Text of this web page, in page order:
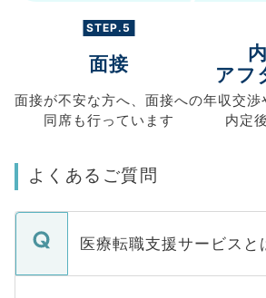
STEP.5
面接
面接が不安な方へ、 面接への
同席も行っています
アフ
年収交渉
内定
よくあるご質問
医療転職支援サービスと